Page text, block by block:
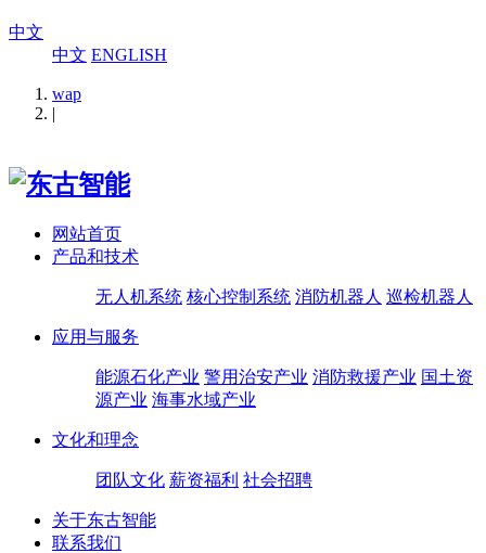
中文
中文 ENGLISH
wap
|
网站首页
产品和技术
无人机系统 核心控制系统 消防机器人 巡检机器人
应用与服务
能源石化产业 警用治安产业 消防救援产业 国土资
源产业 海事水域产业
文化和理念
团队文化 薪资福利 社会招聘
关于东古智能
联系我们